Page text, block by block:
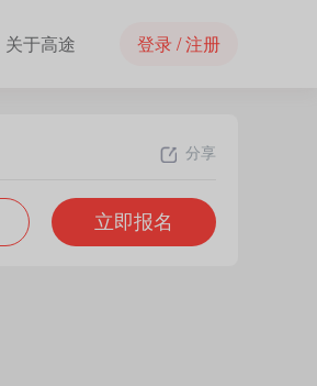
关于高途 登录 / 注册
分享
立即报名